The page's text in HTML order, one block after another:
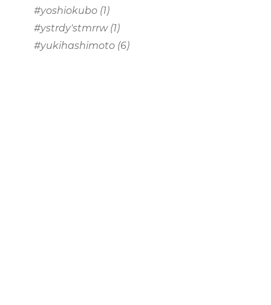
#yoshiokubo (1)
#ystrdy'stmrrw(1)
#yukihashimoto (6)